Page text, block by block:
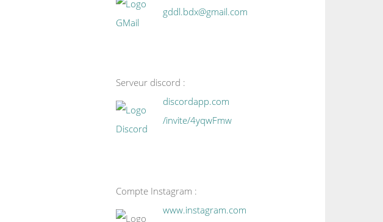
gddl.bdx@gmail.com
Serveur discord :
discordapp.com
/invite/4yqwFmw
Compte Instagram :
www.instagram.com